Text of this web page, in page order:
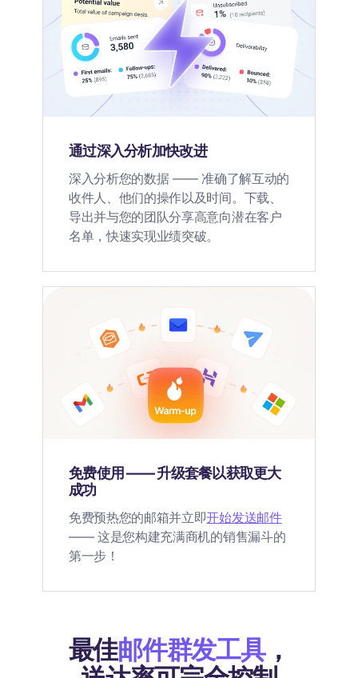
通过深入分析加快改进
深入分析您的数据 —— 准确了解互动的
收件人、他们的操作以及时间。下载、
导出并与您的团队分享高意向潜在客户
名单，快速实现业绩突破。
免费使用 —— 升级套餐以获取更大
成功
免费预热您的邮箱并立即开始发送邮件
—— 这是您构建充满商机的销售漏斗的
第一步！
最佳邮件群发工具，